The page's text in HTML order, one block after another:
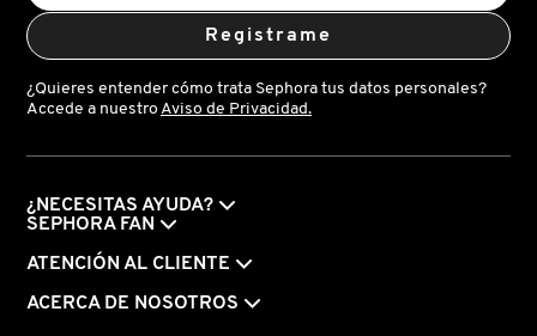
Registrame
¿Quieres entender cómo trata Sephora tus datos personales?
Accede a nuestro Aviso de Privacidad.
¿NECESITAS AYUDA?
SEPHORA FAN
ATENCIÓN AL CLIENTE
ACERCA DE NOSOTROS